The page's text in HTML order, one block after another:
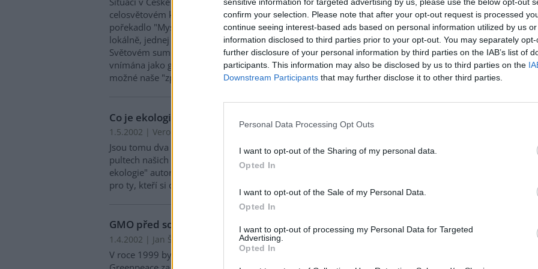
confirm your selection. Please note that after your opt-out request is processed
continue seeing interest-based ads based on personal information utilized by us
information disclosed to third parties prior to your opt-out. You may separately
further disclosure of your personal information by third parties on the IAB’s list of
participants. This information may also be disclosed by us to third parties on the
Downstream Participants that may further disclose it to other third parties.
Personal Data Processing Opt Outs
I want to opt-out of the Sharing of my personal data.
Opted In
I want to opt-out of the Sale of my Personal Data.
Opted In
I want to opt-out of processing my Personal Data for Targeted
Advertising.
Opted In
celosvětovém kontextu, neboť žijeme v globálním světě, kde
pořekadlo "Mysli globálně, jednej lokálně" platí i opačně: "Mysli
lokálně, jednej globálně", což se bude za pár týdnů připomínat na
Světovém summitu OSN v Johannesburgu. Země je stále více
vnímána jako globální vesnice a kniha Bod obratu dává návod, jak je
možné naše "zpoždění" za světem vyrovnat.
Co je ekologie?
1.5.2002 | Veronika Veverková
Jsou tomu dva roky, co nakladatelství Portál vydalo knihu, která na
pultech našich prodejců již dlouho chyběla. "Úvod do současné
ekologie" autorů Storcha a Mihulky je atraktivním čtením zejména
pro ty, kteří si chtějí ujasnit a obohatit své znalosti.
GMO před soudem
1.4.2002 | Jan Šatoplet
V roce 1999 bylo v anglickém Norfolku zadrženo 28 členů